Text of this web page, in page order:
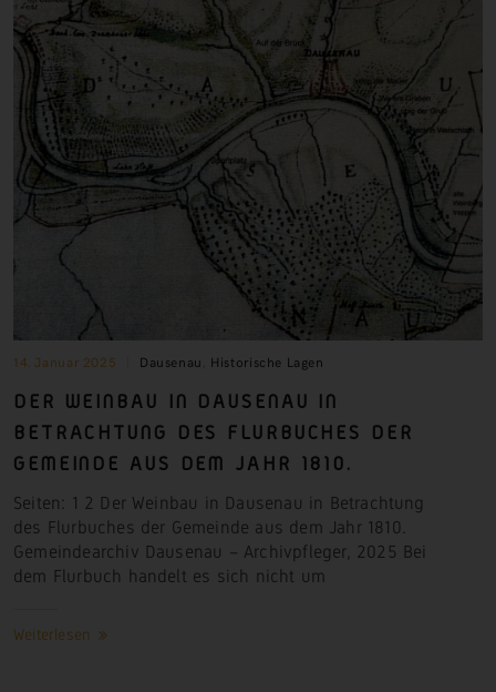
14. Januar 2025 Dausenau Historische Lagen
DER WEINBAU IN DAUSENAU IN
BETRACHTUNG DES FLURBUCHES DER
GEMEINDE AUS DEM JAHR 1810.
Seiten: 1 2 Der Weinbau in Dausenau in Betrachtung
des Flurbuches der Gemeinde aus dem Jahr 1810.
Gemeindearchiv Dausenau – Archivpfleger, 2025 Bei
dem Flurbuch handelt es sich nicht um
Weiterlesen